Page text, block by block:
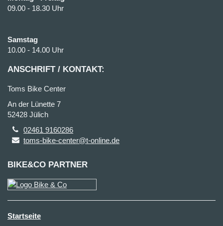
09.00 - 18.30 Uhr
Samstag
10.00 - 14.00 Uhr
ANSCHRIFT / KONTAKT:
Toms Bike Center
An der Lünette 7
52428 Jülich
02461 9160286
toms-bike-center@t-online.de
BIKE&CO PARTNER
Startseite